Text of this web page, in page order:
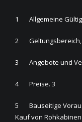
1 Allgemeine
2 Geltungsbereich,
3 Angebote und
4 Preise. 3
5 Bauseitige
Kauf von